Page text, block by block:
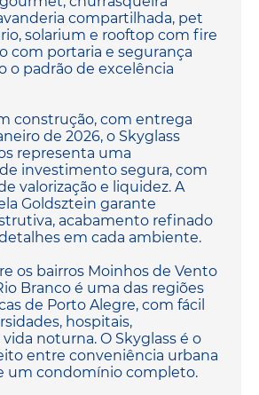
compartilhada, pet
solarium e rooftop com fire
com portaria e segurança
o padrão de excelência
construção, com entrega
de 2026, o Skyglass
representa uma
investimento segura, com
valorização e liquidez. A
Goldsztein garante
acabamento refinado
em cada ambiente.
os bairros Moinhos de Vento
Branco é uma das regiões
de Porto Alegre, com fácil
hospitais,
noturna. O Skyglass é o
entre conveniência urbana
um condomínio completo.